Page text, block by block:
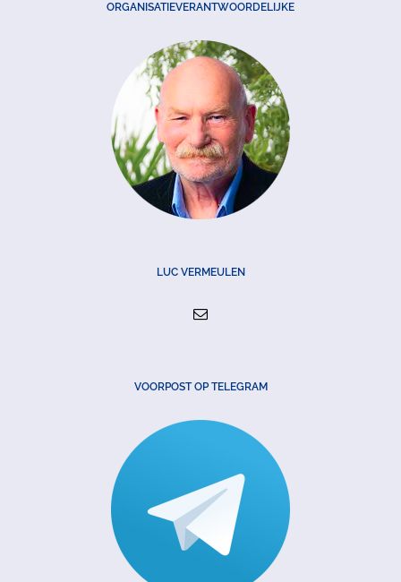
ORGANISATIEVERANTWOORDELIJKE
LUC VERMEULEN
VOORPOST OP TELEGRAM